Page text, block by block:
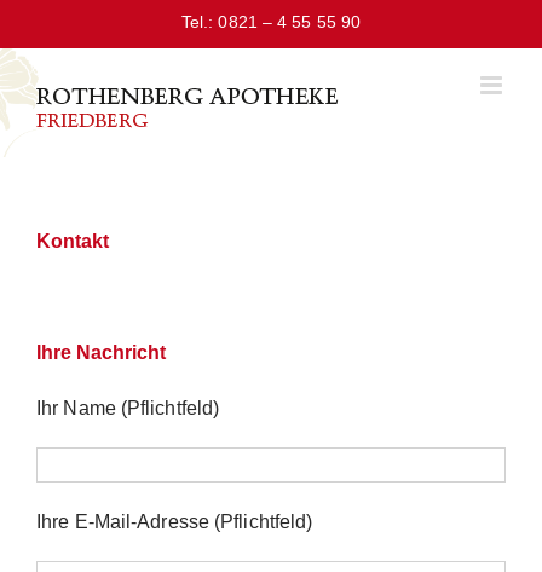
Inhalt
springen
Tel.: 0821 – 4 55 55 90
Kontakt
Ihre Nachricht
Ihr Name (Pflichtfeld)
Ihre E-Mail-Adresse (Pflichtfeld)